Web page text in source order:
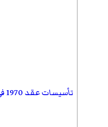
تأسيسات عقد 1970 في المغرب